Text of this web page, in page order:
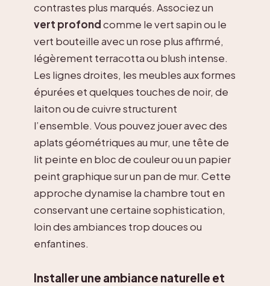
contrastes plus marqués. Associez un
vert profondcomme le vert sapin ou le
vert bouteille avec un rose plus affirmé,
légèrement terracotta ou blush intense.
Les lignes droites, les meubles aux formes
épurées et quelques touches de noir, de
laiton ou de cuivre structurent
l’ensemble. Vous pouvez jouer avec des
aplats géométriques au mur, une tête de
lit peinte en bloc de couleur ou un papier
peint graphique sur un pan de mur. Cette
approche dynamise la chambre tout en
conservant une certaine sophistication,
loin des ambiances trop douces ou
enfantines.
Installer une ambiance naturelle et